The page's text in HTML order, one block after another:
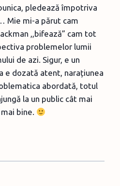
pledează împotriva
Mie mi-a părut cam
,,bifează” cam tot
problemelor lumii
de azi. Sigur, e un
e dozată atent, narațiunea
abordată, totul
la un public cât mai
bine.